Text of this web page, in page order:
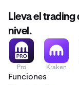
Lleva el
nivel.
Pro Kraken
Funciones